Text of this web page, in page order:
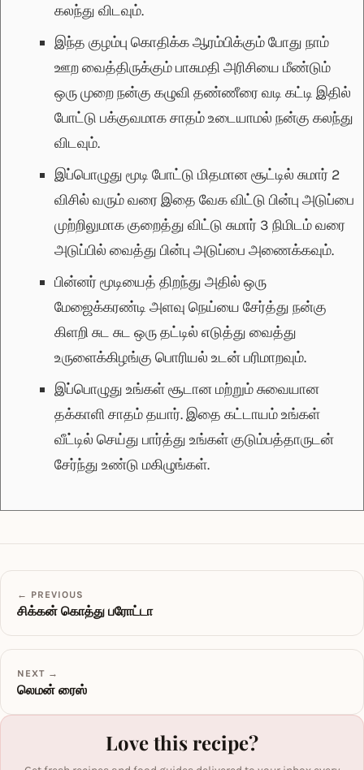
கலந்து விடவும்.
இந்த குழம்பு கொதிக்க ஆரம்பிக்கும் போது நாம்
ஊற வைத்திருக்கும் பாசுமதி அரிசியை மீண்டும்
ஒரு முறை நன்கு கழுவி தண்ணீரை வடி கட்டி இதில்
போட்டு பக்குவமாக சாதம் உடையாமல் நன்கு கலந்து
விடவும்.
இப்பொழுது மூடி போட்டு மிதமான சூட்டில் சுமார் 2
விசில் வரும் வரை இதை வேக விட்டு பின்பு அடுப்பை
முற்றிலுமாக குறைத்து விட்டு சுமார் 3 நிமிடம் வரை
அடுப்பில் வைத்து பின்பு அடுப்பை அணைக்கவும்.
பின்னர் மூடியைத் திறந்து அதில் ஒரு
மேஜைக்கரண்டி அளவு நெய்யை சேர்த்து நன்கு
கிளறி சுட சுட ஒரு தட்டில் எடுத்து வைத்து
உருளைக்கிழங்கு பொரியல் உடன் பரிமாறவும்.
இப்பொழுது உங்கள் சூடான மற்றும் சுவையான
தக்காளி சாதம் தயார். இதை கட்டாயம் உங்கள்
வீட்டில் செய்து பார்த்து உங்கள் குடும்பத்தாருடன்
சேர்ந்து உண்டு மகிழுங்கள்.
← PREVIOUS
சிக்கன் கொத்து பரோட்டா
NEXT →
லெமன் ரைஸ்
Love this recipe?